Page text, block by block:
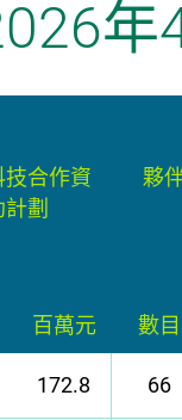
年
技合作資
劃
夥
百萬元 數目
172.8 66